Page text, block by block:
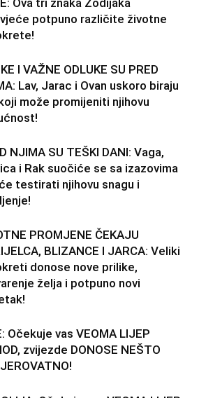
Ova tri znaka Zodijaka
potpuno različite životne
I VAŽNE ODLUKE SU PRED
Lav, Jarac i Ovan uskoro biraju
može promijeniti njihovu
NJIMA SU TEŠKI DANI: Vaga,
i Rak suočiće se sa izazovima
testirati njihovu snagu i
PROMJENE ČEKAJU
BLIZANCE I JARCA: Veliki
donose nove prilike,
želja i potpuno novi
Očekuje vas VEOMA LIJEP
zvijezde DONOSE NEŠTO